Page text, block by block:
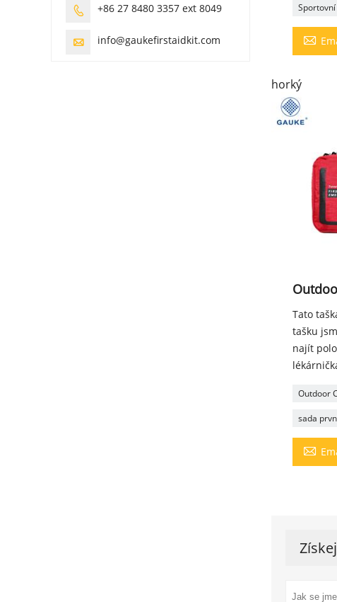

horký
Tato
tašku
najít
Outdoor
sada

 +86 27 8480 3357 ext 8049
 info@gaukefirstaidkit.com